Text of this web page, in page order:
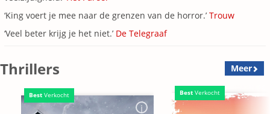
‘King voert je mee naar de grenzen van de horror.’ Trouw
‘Veel beter krijg je het niet.’ De Telegraaf
Thrillers Meer
Best Verkocht Best Verkocht